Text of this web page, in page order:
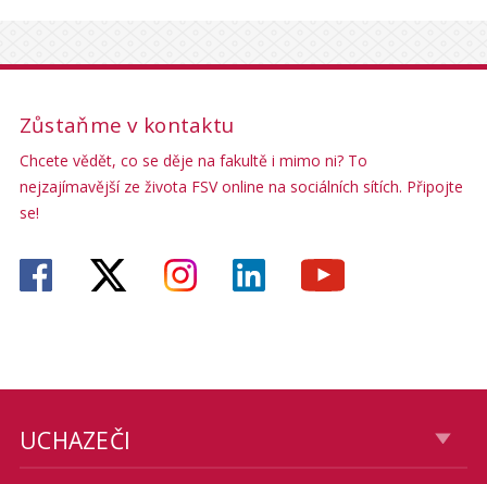
Zůstaňme v kontaktu
Chcete vědět, co se děje na fakultě i mimo ni? To
nejzajímavější ze života FSV online na sociálních sítích. Připojte
se!
UCHAZEČI